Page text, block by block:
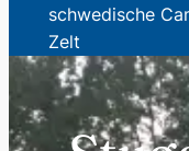
schwedische
Zelt